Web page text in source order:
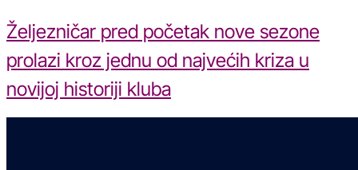
Željezničar pred početak nove sezone
prolazi kroz jednu od najvećih kriza u
novijoj historiji kluba